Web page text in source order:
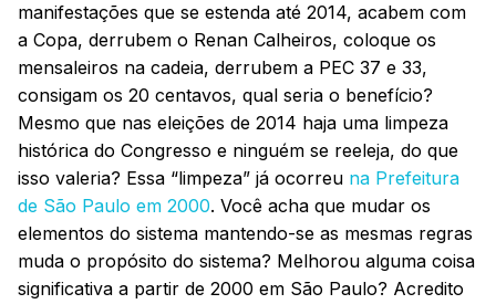
manifestações que se estenda até 2014, acabem com
a Copa, derrubem o Renan Calheiros, coloque os
mensaleiros na cadeia, derrubem a PEC 37 e 33,
consigam os 20 centavos, qual seria o benefício?
Mesmo que nas eleições de 2014 haja uma limpeza
histórica do Congresso e ninguém se reeleja, do que
isso valeria? Essa “limpeza” já ocorreu na Prefeitura
de São Paulo em 2000. Você acha que mudar os
elementos do sistema mantendo-se as mesmas regras
muda o propósito do sistema? Melhorou alguma coisa
significativa a partir de 2000 em São Paulo? Acredito